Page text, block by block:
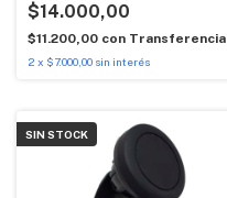
$14.000,00
$11.200,00 con Transferencia
2 x $7.000,00 sin interés
SIN STOCK